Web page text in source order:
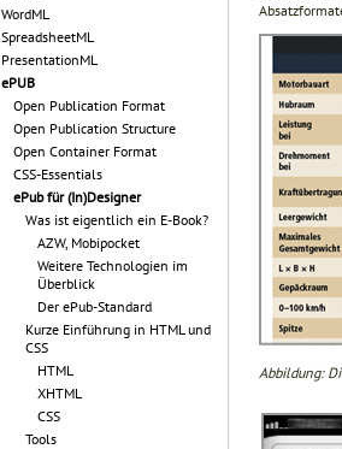
WordML
SpreadsheetML
PresentationML
ePUB
Open Publication Format
Open Publication Structure
Open Container Format
CSS-Essentials
ePub für (In)Designer
Was ist eigentlich ein E-Book?
AZW, Mobipocket
Weitere Technologien im
Überblick
Der ePub-Standard
Kurze Einführung in HTML und
CSS
HTML
XHTML
CSS
Tools
Abbildung: